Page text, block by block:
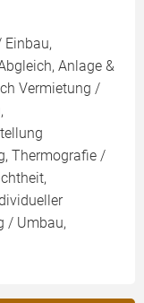
Anlage &
Vermietung /
Thermografie /
/ Umbau,